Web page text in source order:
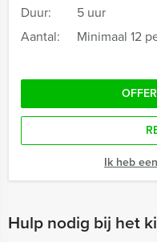
Duur:
5 uur
Aantal:
Minimaal 12
Ik heb
Hulp nodig bij het